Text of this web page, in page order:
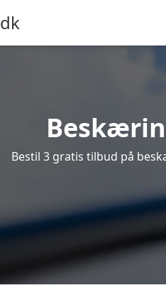
Bestil 3 gratis tilbud på